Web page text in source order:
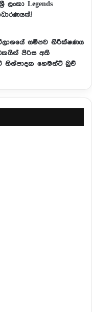
ලංකා Legends
සමීපව නිරීක්ෂණය
පිරිස අති
නිශ්පාදක හෙමන්ට් බුච්